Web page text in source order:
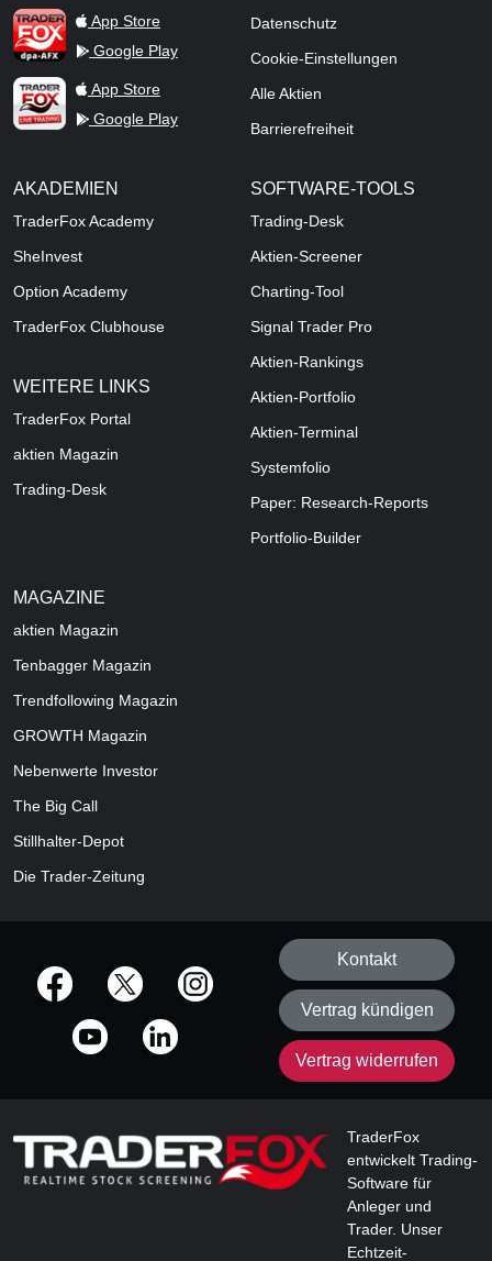
TraderFox dpa-AFX ProFeed
App Store
Google Play
TraderFox Live Trading
App Store
Google Play
Datenschutz
Cookie-Einstellungen
Alle Aktien
Barrierefreiheit
AKADEMIEN
TraderFox Academy
SheInvest
Option Academy
TraderFox Clubhouse
WEITERE LINKS
TraderFox Portal
aktien Magazin
Trading-Desk
SOFTWARE-TOOLS
Trading-Desk
Aktien-Screener
Charting-Tool
Signal Trader Pro
Aktien-Rankings
Aktien-Portfolio
Aktien-Terminal
Systemfolio
Paper: Research-Reports
Portfolio-Builder
MAGAZINE
aktien Magazin
Tenbagger Magazin
Trendfollowing Magazin
GROWTH Magazin
Nebenwerte Investor
The Big Call
Stillhalter-Depot
Die Trader-Zeitung
offizielle Social Media-Accounts
Kontakt
Vertrag kündigen
Vertrag widerrufen
TraderFox
entwickelt Trading-
Software für
Anleger und
Trader. Unser
Echtzeit-